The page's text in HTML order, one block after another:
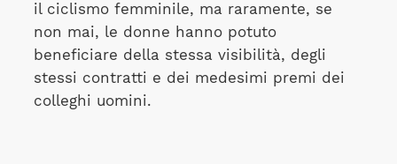
il ciclismo femminile, ma raramente, se
non mai, le donne hanno potuto
beneficiare della stessa visibilità, degli
stessi contratti e dei medesimi premi dei
colleghi uomini.